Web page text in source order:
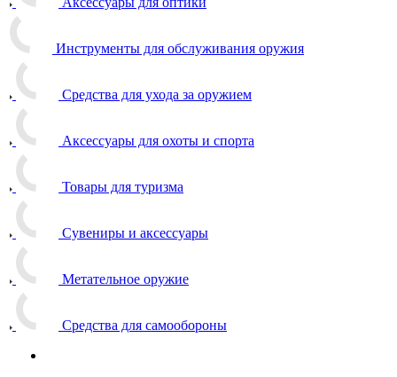
Инструменты для обслуживания оружия
Средства для ухода за оружием
Аксессуары для охоты и спорта
Товары для туризма
Сувениры и аксессуары
Метательное оружие
Средства для самообороны